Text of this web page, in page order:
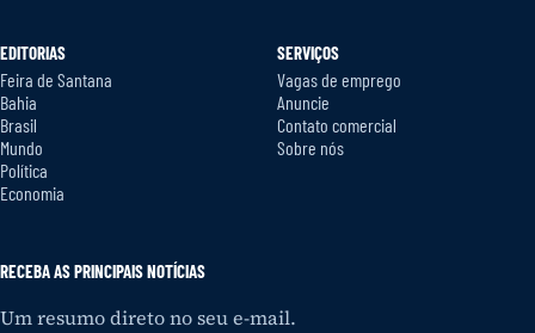
EDITORIAS
Feira de Santana
Bahia
Brasil
Mundo
Política
Economia
SERVIÇOS
Vagas de emprego
Anuncie
Contato comercial
Sobre nós
RECEBA AS PRINCIPAIS NOTÍCIAS
Um resumo direto no seu e-mail.